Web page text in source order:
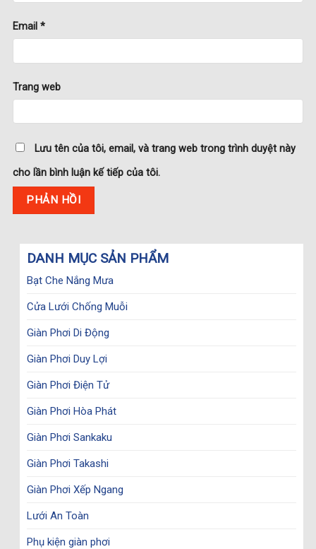
Email *
Trang web
Lưu tên của tôi, email, và trang web trong trình duyệt này
cho lần bình luận kế tiếp của tôi.
DANH MỤC SẢN PHẨM
Bạt Che Nắng Mưa
Cửa Lưới Chống Muỗi
Giàn Phơi Di Động
Giàn Phơi Duy Lợi
Giàn Phơi Điện Tử
Giàn Phơi Hòa Phát
Giàn Phơi Sankaku
Giàn Phơi Takashi
Giàn Phơi Xếp Ngang
Lưới An Toàn
Phụ kiện giàn phơi